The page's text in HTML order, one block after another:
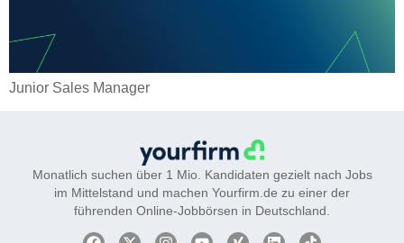
Junior Sales Manager
Monatlich suchen über 1 Mio. Kandidaten gezielt nach Jobs
im Mittelstand und machen Yourfirm.de zu einer der
führenden Online-Jobbörsen in Deutschland.